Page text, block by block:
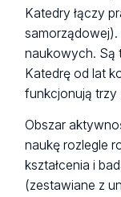
Katedry łączy
naukowych. Są
Katedrę od lat
funkcjonują trzy
Obszar
naukę rozlegle
kształcenia i
(zestawiane z